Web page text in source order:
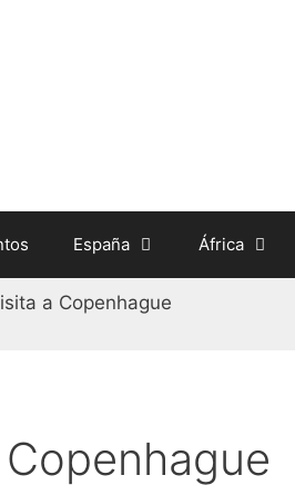
España África
a Copenhague